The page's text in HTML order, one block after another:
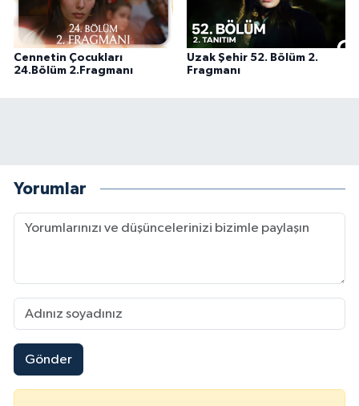
Cennetin Çocukları
24.Bölüm 2.Fragmanı
Uzak Şehir 52. Bölüm 2.
Fragmanı
Yorumlar
Gönder